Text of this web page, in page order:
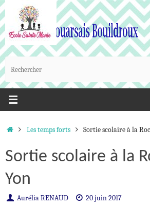
Passer
au
contenu
AccueilLes temps forts Sortie scolaire à la
Sortie scolaire à la
Yon
Aurélia RENAUD 20 juin 2017